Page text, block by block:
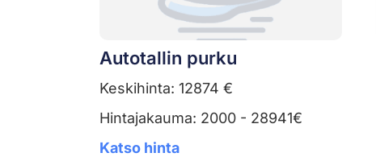
Autotallin purku
Keskihinta: 12874 €
Hintajakauma: 2000 - 28941€
Katso hinta